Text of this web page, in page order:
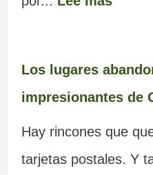
Los lugares
impresionantes de
Hay rincones que
tarjetas postales. Y